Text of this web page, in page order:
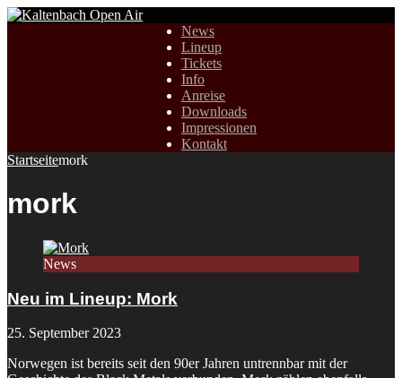
News
Lineup
Tickets
Info
Anreise
Downloads
Impressionen
Kontakt
Startseitemork
mork
News
Neu im Lineup: Mork
25. September 2023
Norwegen ist bereits seit den 90er Jahren untrennbar mit der